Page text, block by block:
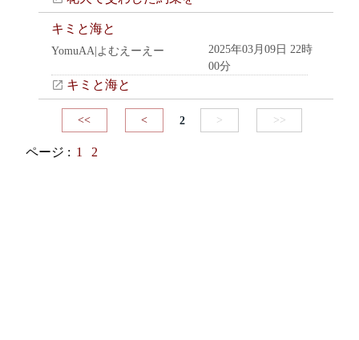
キミと海と
YomuAA|よむえーえー
2025年03月09日 22時
00分
キミと海と
<< < 2 > >>
ページ : 1 2